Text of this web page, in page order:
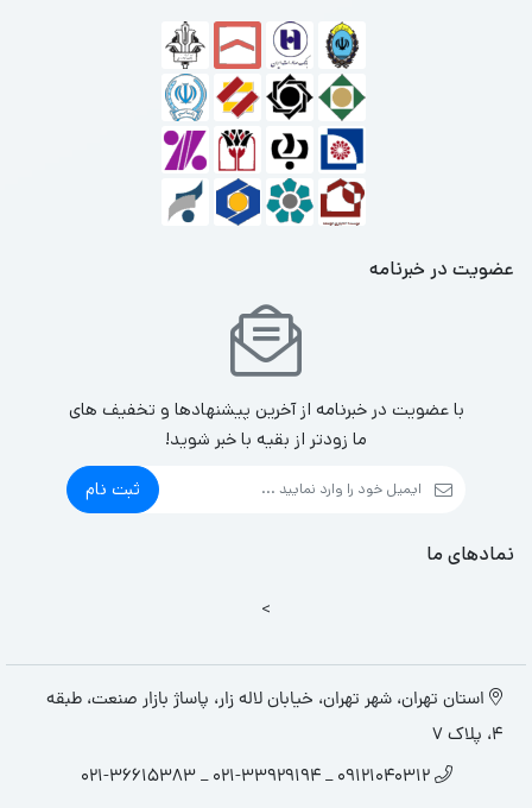
عضویت در خبرنامه
با عضویت در خبرنامه از آخرین پیشنهادها و تخفیف های
ما زودتر از بقیه با خبر شوید!
ثبت نام
نمادهای ما
>
استان تهران، شهر تهران، خیابان لاله زار، پاساژ بازار صنعت، طبقه
4، پلاک 7
09121040312 _ 021-33929194 _ 021-36615383